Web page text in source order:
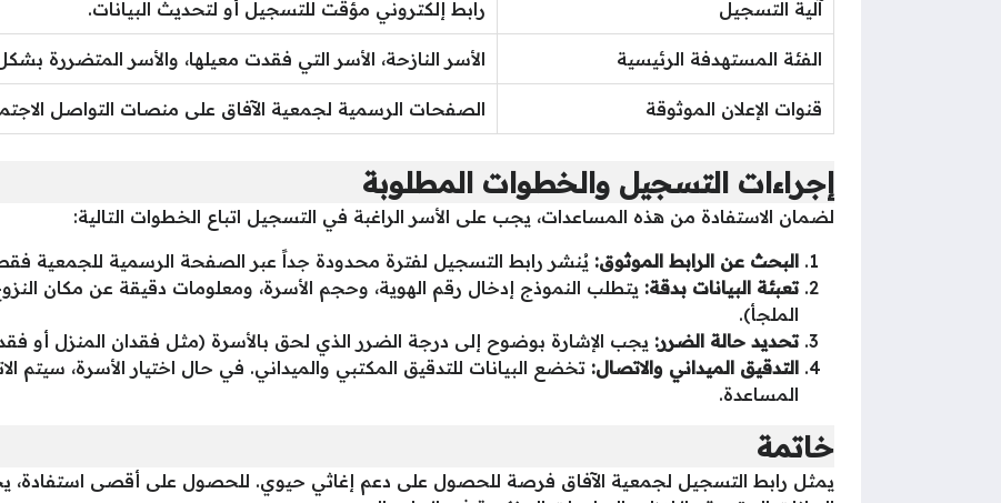
آلية التسجيل رابط إلكتروني مؤقت للتسجيل أو لتحديث البيانات.
الفئة المستهدفة الرئيسية الأسر النازحة، الأسر التي فقدت معيلها، والأسر المتضررة
قنوات الإعلان الموثوقة الصفحات الرسمية لجمعية الآفاق على منصات التواصل
إجراءات التسجيل والخطوات المطلوبة
لضمان الاستفادة من هذه المساعدات، يجب على الأسر الراغبة في التسجيل اتباع الخطوات التالية:
البحث عن الرابط الموثوق: يُنشر رابط التسجيل لفترة محدودة جداً عبر الصفحة الرسمية للجمعية
تعبئة البيانات بدقة: يتطلب النموذج إدخال رقم الهوية، وحجم الأسرة، ومعلومات دقيقة عن مكان
الملجأ).
تحديد حالة الضرر: يجب الإشارة بوضوح إلى درجة الضرر الذي لحق بالأسرة (مثل فقدان المنزل أو
التدقيق الميداني والاتصال: تخضع البيانات للتدقيق المكتبي والميداني. في حال اختيار الأسرة، سيتم
المساعدة.
خاتمة
يمثل رابط التسجيل لجمعية الآفاق فرصة للحصول على دعم إغاثي حيوي. للحصول على أقصى